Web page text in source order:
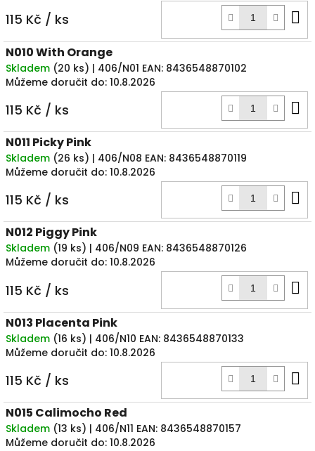
115 Kč / ks
N010 With Orange
Skladem (20 ks) | 406/N01 EAN: 8436548870102
Můžeme doručit do: 10.8.2026
115 Kč / ks
N011 Picky Pink
Skladem (26 ks) | 406/N08 EAN: 8436548870119
Můžeme doručit do: 10.8.2026
115 Kč / ks
N012 Piggy Pink
Skladem (19 ks) | 406/N09 EAN: 8436548870126
Můžeme doručit do: 10.8.2026
115 Kč / ks
N013 Placenta Pink
Skladem (16 ks) | 406/N10 EAN: 8436548870133
Můžeme doručit do: 10.8.2026
115 Kč / ks
N015 Calimocho Red
Skladem (13 ks) | 406/N11 EAN: 8436548870157
Můžeme doručit do: 10.8.2026